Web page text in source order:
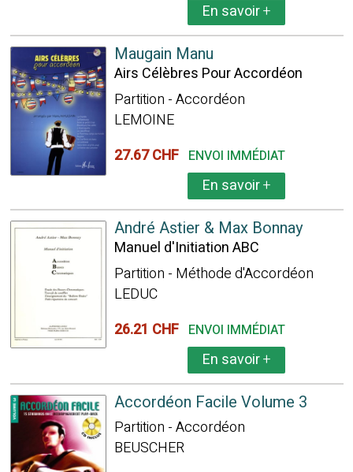
En savoir+
Maugain Manu
Airs Célèbres Pour Accordéon
Partition - Accordéon
LEMOINE
27.67 CHF ENVOI IMMÉDIAT
En savoir+
André Astier & Max Bonnay
Manuel d'Initiation ABC
Partition - Méthode d'Accordéon
LEDUC
26.21 CHF ENVOI IMMÉDIAT
En savoir+
Accordéon Facile Volume 3
Partition - Accordéon
BEUSCHER